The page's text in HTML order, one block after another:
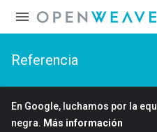
Referencia
En Google, luchamos por la
negra. Más información